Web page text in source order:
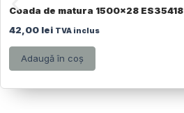
Coada de matura 1500×28 ES35418
42,00 lei TVA inclus
Adaugă în coș